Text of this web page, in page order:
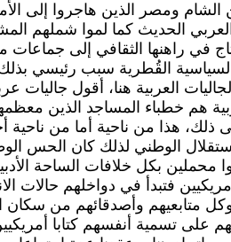
ومصر الذين هاجروا إلى
الحديث كما لموا شملهم
في راهنها الثقافي إلى جماعات
القُطرية سبب رئيسي
العربية هنا، أقول جاليات
هم خطباء المساجد الذين
ذلك، هذا من ناحية أما من
الوطني لذلك كان الحس
محملين بكل خلافات الساحة
أمريكيين فتبدأ في دواخلهم
متابعيهم وأصدقائهم من سكان
على تسمية أنفسهم كتابا